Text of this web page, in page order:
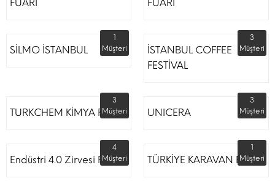
FUARI FUARI
SİLMO İSTANBUL
1
Müşteri
İSTANBUL COFFEE
FESTİVAL
3
Müşteri
TURKCHEM KİMYA FUARI
3
Müşteri
UNICERA
3
Müşteri
Endüstri 4.0 Zirvesi Fuarı
4
Müşteri
TÜRKİYE KARAVAN FUARI
1
Müşteri